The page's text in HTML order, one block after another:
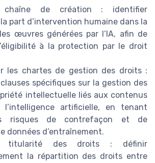
chaîne de création : identifier
part d’intervention humaine dans la
œuvres générées par l’IA, afin de
à la protection par le droit
les chartes de gestion des droits :
spécifiques sur la gestion des
intellectuelle liés aux contenus
l’intelligence artificielle, en tenant
risques de contrefaçon et de
données d’entraînement.
titularité des droits : définir
la répartition des droits entre